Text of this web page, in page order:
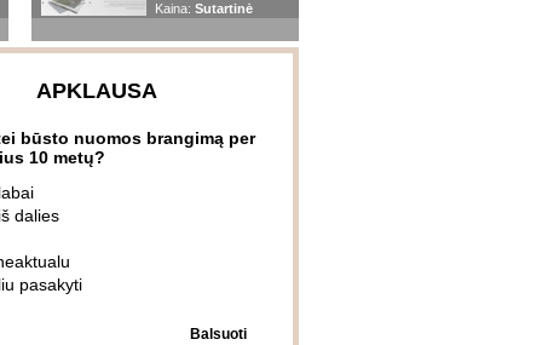
Skanaus Būstas
Būstas
Kaina: Sutartinė
APKLAUSA
būsto nuomos brangimą per
10 metų?
dalies
pasakyti